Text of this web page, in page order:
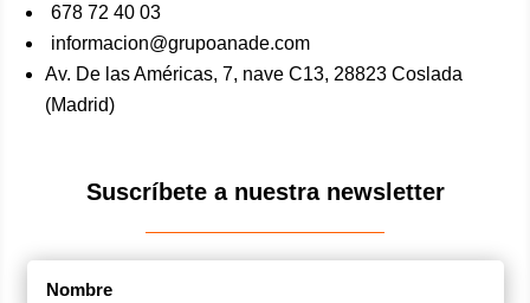
678 72 40 03
informacion@grupoanade.com
Av. De las Américas, 7, nave C13, 28823 Coslada
(Madrid)
Suscríbete a nuestra newsletter